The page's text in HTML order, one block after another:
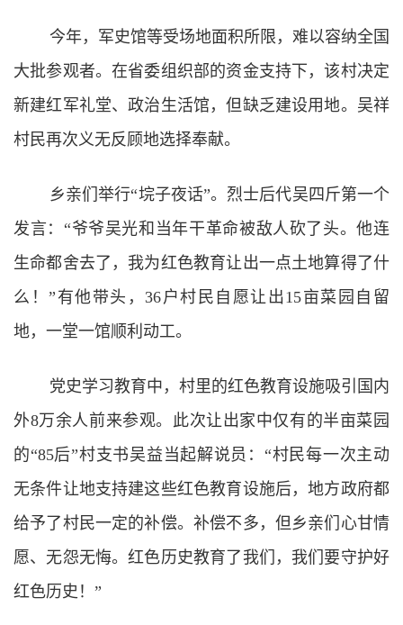
今年，军史馆等受场地面积所限，难以容纳全国
大批参观者。在省委组织部的资金支持下，该村决定
新建红军礼堂、政治生活馆，但缺乏建设用地。吴祥
村民再次义无反顾地选择奉献。
乡亲们举行“垸子夜话”。烈士后代吴四斤第一个
发言：“爷爷吴光和当年干革命被敌人砍了头。他连
生命都舍去了，我为红色教育让出一点土地算得了什
么！”有他带头，36户村民自愿让出15亩菜园自留
地，一堂一馆顺利动工。
党史学习教育中，村里的红色教育设施吸引国内
外8万余人前来参观。此次让出家中仅有的半亩菜园
的“85后”村支书吴益当起解说员：“村民每一次主动
无条件让地支持建这些红色教育设施后，地方政府都
给予了村民一定的补偿。补偿不多，但乡亲们心甘情
愿、无怨无悔。红色历史教育了我们，我们要守护好
红色历史！”